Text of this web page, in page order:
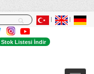
Stok Listesi İndir